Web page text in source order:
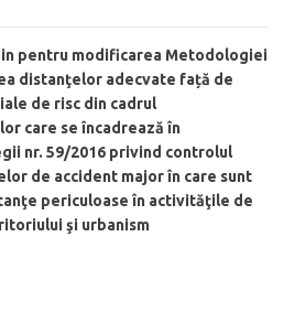
pentru modificarea Metodologiei
distanţelor adecvate față de
de risc din cadrul
care se încadrează în
nr. 59/2016 privind controlul
de accident major în care sunt
periculoase în activităţile de
şi urbanism